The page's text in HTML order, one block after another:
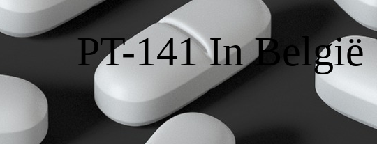
PT-141 In België